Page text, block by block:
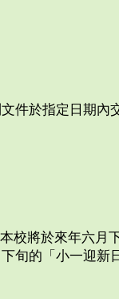
件於指定日期內
本校將於來年六月
旬的「小一迎新